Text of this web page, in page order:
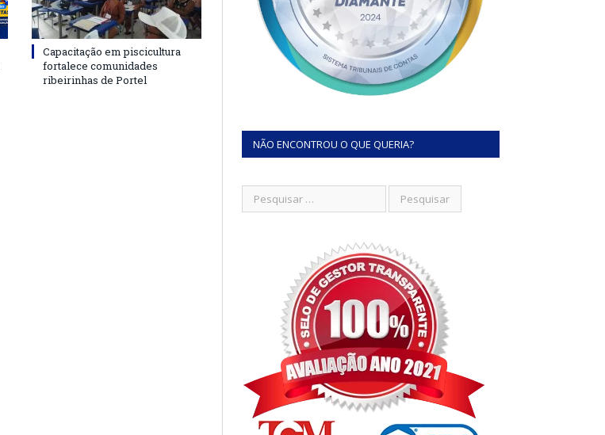
Capacitação em piscicultura
fortalece comunidades
ribeirinhas de Portel
NÃO ENCONTROU O QUE QUERIA?